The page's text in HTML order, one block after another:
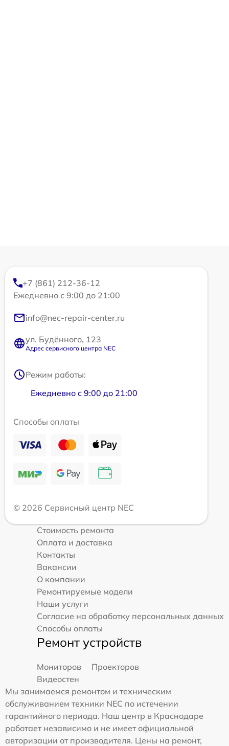
+7 (861) 212-36-12
Ежедневно с 9:00 до 21:00
info@nec-repair-center.ru
ул. Будённого, 123
Адрес сервисного центра NEC
Режим работы:
Ежедневно с 9:00 до 21:00
Способы оплаты
© 2026 Сервисный центр NEC
Стоимость ремонта
Оплата и доставка
Контакты
Вакансии
О компании
Ремонтируемые модели
Наши услуги
Согласие на обработку персональных данных
Способы оплаты
Ремонт устройств
Мониторов
Проекторов
Видеостен
Мы занимаемся ремонтом и техническим
обслуживанием техники NEC по истечении
гарантийного периода. Наш центр в Краснодаре
работает независимо и не имеет официальной
авторизации от производителя. Цены на ремонт,